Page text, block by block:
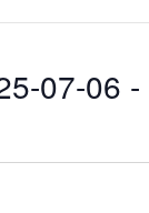
07-06 -